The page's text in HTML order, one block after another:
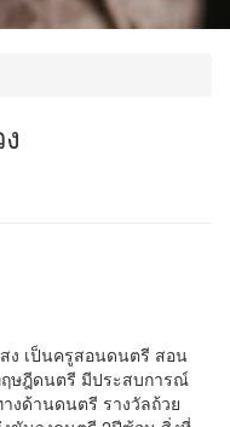
ง เป็นครูสอนดนตรี สอน
ฤษฎีดนตรี มีประสบการณ์
งด้านดนตรี รางวัลถ้วย